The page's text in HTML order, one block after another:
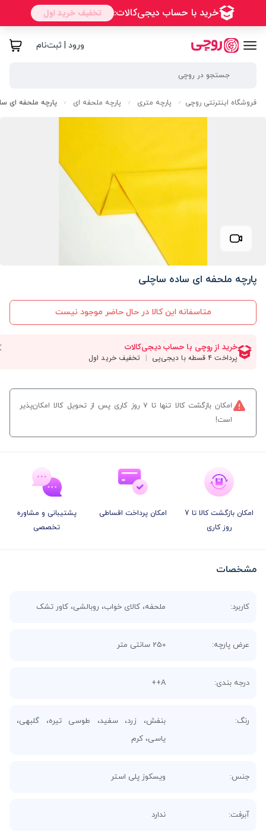
ورود | ثبت‌نام
فروشگاه اینترنتی روچی / پارچه متری / پارچه ملحفه ای / پارچه ملحفه ای
پارچه ملحفه ای ساده ساچلی
متاسفانه این کالا در حال حاضر موجود نیست
امکان بازگشت کالا تنها تا ۷ روز کاری پس از تحویل کالا امکان‌پذیر
است!
امکان بازگشت کالا تا 7
روز کاری
امکان پرداخت اقساطی
پشتیبانی و مشاوره
تخصصی
مشخصات
کاربرد: ملحفه، کالای خواب، روبالشی، کاور تشک
عرض پارچه: 250 سانتی متر
درجه بندی: A++
رنگ:
بنفش، زرد، سفید، طوسی تیره، گلبهی،
یاسی، کرم
جنس: ویسکوز پلی استر
آبرفت: ندارد